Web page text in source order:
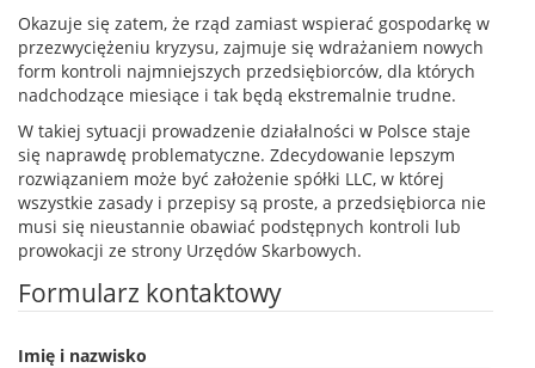
Okazuje się zatem, że rząd zamiast wspierać gospodarkę w
przezwyciężeniu kryzysu, zajmuje się wdrażaniem nowych
form kontroli najmniejszych przedsiębiorców, dla których
nadchodzące miesiące i tak będą ekstremalnie trudne.
W takiej sytuacji prowadzenie działalności w Polsce staje
się naprawdę problematyczne. Zdecydowanie lepszym
rozwiązaniem może być założenie spółki LLC, w której
wszystkie zasady i przepisy są proste, a przedsiębiorca nie
musi się nieustannie obawiać podstępnych kontroli lub
prowokacji ze strony Urzędów Skarbowych.
Formularz kontaktowy
Imię i nazwisko